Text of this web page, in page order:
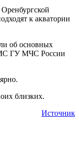
к акватории
об основных
ГУ МЧС России
близких.
Источник